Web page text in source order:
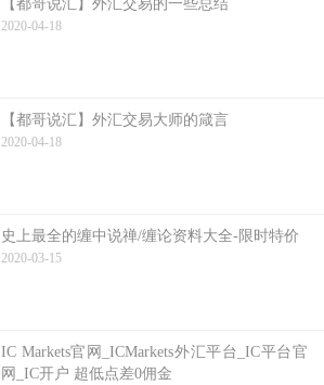
【都哥说汇】外汇交易的一些总结
2020-04-18
【都哥说汇】外汇交易大师的箴言
2020-04-18
史上最全的缠中说禅/缠论资料大全-限时特价
2020-03-15
IC Markets官网_ICMarkets外汇平台_IC平台官
网_IC开户 超低点差0佣金